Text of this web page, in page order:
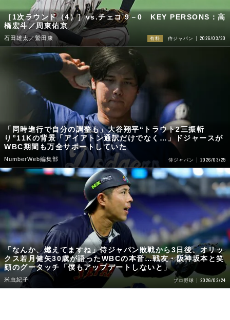
［1次ラウンド（4）］vs.チェコ 9－0 KEY PERSONS：高
橋宏斗／周東佑京
石田雄太／鷲田康 有料 侍ジャパン 2026/03/30
「同時進行で自分の調整も」大谷翔平“トラウト2三振斬
り”11Kの背景「アイアトン通訳だけでなく…」ドジャースが
WBC期間も万全サポートしていた
NumberWeb編集部 侍ジャパン 2026/03/25
「なんか、燃えてますね」侍ジャパン敗戦から3日後、オリッ
クス若月健矢30歳が語ったWBCの本音…戦友・阪神坂本と笑
顔のグータッチ「僕もアップデートしないと」
米虫紀子 プロ野球 2026/03/24